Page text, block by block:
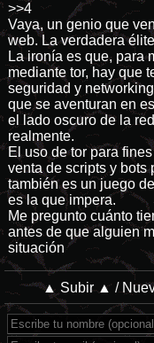
>>4
Vaya, un genio que
web. La verdadera
La ironía es que, para
mediante tor, hay que
seguridad y
que se aventuran en
el lado oscuro de la
realmente.
El uso de tor para
venta de scripts y bots
también es un juego
es la que impera.
Me pregunto cuánto
antes de que alguien
situación
▲ Subir ▲ /